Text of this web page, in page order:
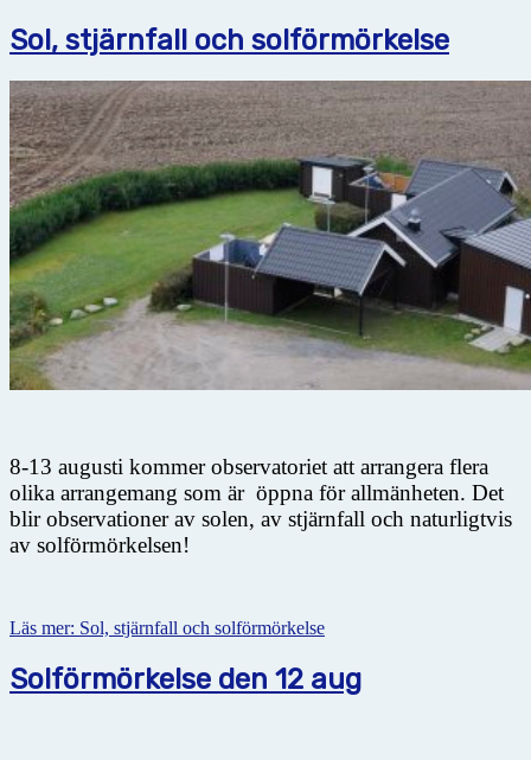
Sol, stjärnfall och solförmörkelse
8-13 augusti kommer observatoriet att arrangera flera
olika arrangemang som är öppna för allmänheten. Det
blir observationer av solen, av stjärnfall och naturligtvis
av solförmörkelsen!
Läs mer: Sol, stjärnfall och solförmörkelse
Solförmörkelse den 12 aug